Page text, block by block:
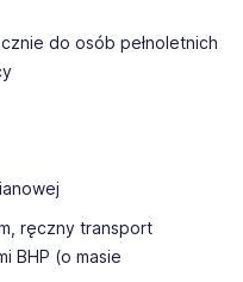
do osób pełnoletnich
ręczny transport
BHP (o masie